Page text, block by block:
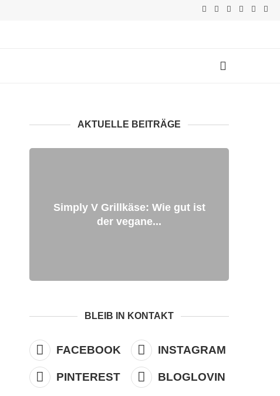
AKTUELLE BEITRÄGE
Simply V Grillkäse: Wie gut ist
der vegane...
BLEIB IN KONTAKT
FACEBOOK INSTAGRAM
PINTEREST BLOGLOVIN